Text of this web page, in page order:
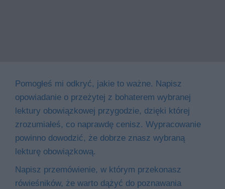
Pomogłeś mi odkryć, jakie to ważne. Napisz
opowiadanie o przeżytej z bohaterem wybranej
lektury obowiązkowej przygodzie, dzięki której
zrozumiałeś, co naprawdę cenisz. Wypracowanie
powinno dowodzić, że dobrze znasz wybraną
lekturę obowiązkową.
Napisz przemówienie, w którym przekonasz
rówieśników, że warto dążyć do poznawania